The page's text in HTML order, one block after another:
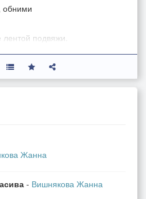
обними
подвяжи.
ты побудь со мной.
Жанна
- Вишнякова Жанна